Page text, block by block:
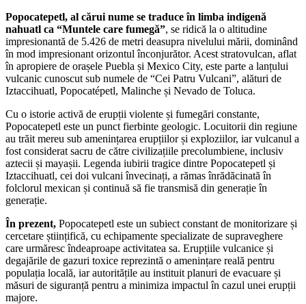
Popocatepetl, al cărui nume se traduce în limba indigenă
nahuatl ca “Muntele care fumegă”, se ridică la o altitudine
impresionantă de 5.426 de metri deasupra nivelului mării, dominând
în mod impresionant orizontul înconjurător. Acest stratovulcan, aflat
în apropiere de orașele Puebla și Mexico City, este parte a lanțului
vulcanic cunoscut sub numele de “Cei Patru Vulcani”, alături de
Iztaccihuatl, Popocatépetl, Malinche și Nevado de Toluca.
Cu o istorie activă de erupții violente și fumegări constante,
Popocatepetl este un punct fierbinte geologic. Locuitorii din regiune
au trăit mereu sub amenințarea erupțiilor și exploziilor, iar vulcanul a
fost considerat sacru de către civilizațiile precolumbiene, inclusiv
aztecii și mayașii. Legenda iubirii tragice dintre Popocatepetl și
Iztaccihuatl, cei doi vulcani învecinați, a rămas înrădăcinată în
folclorul mexican și continuă să fie transmisă din generație în
generație.
În prezent, Popocatepetl este un subiect constant de monitorizare și
cercetare științifică, cu echipamente specializate de supraveghere
care urmăresc îndeaproape activitatea sa. Erupțiile vulcanice și
degajările de gazuri toxice reprezintă o amenințare reală pentru
populația locală, iar autoritățile au instituit planuri de evacuare și
măsuri de siguranță pentru a minimiza impactul în cazul unei erupții
majore.